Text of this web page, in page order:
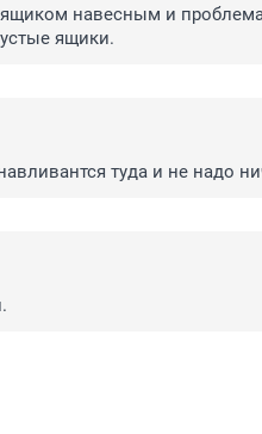
навесным и
ящики.
туда и не надо